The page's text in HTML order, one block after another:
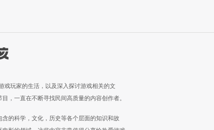
戏玩家的生活，以及深入探讨游戏相关的文
，一直在不断寻找民间高质量的内容创作者。
的科学，文化，历史等各个层面的知识和故